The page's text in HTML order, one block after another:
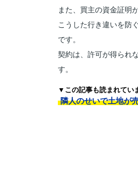
また、買主の資金証明
こうした行き違いを防
です。
契約は、許可が得られ
す。
▼この記事も読まれてい
隣人のせいで土地が